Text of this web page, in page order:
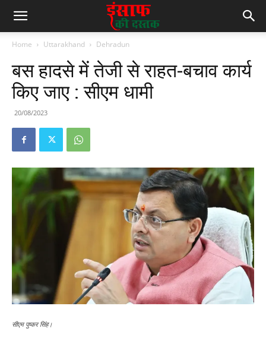
Home Uttarakhand Dehradun
बस हादसे में तेजी से राहत-बचाव कार्य
किए जाए : सीएम धामी
20/08/2023
सीएम पुष्कर सिंह।